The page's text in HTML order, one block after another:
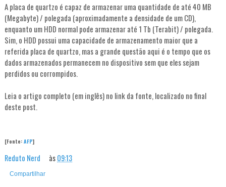
A placa de quartzo é capaz de armazenar uma quantidade de até 40 MB
(Megabyte) / polegada (aproximadamente a densidade de um CD),
enquanto um HDD normal pode armazenar até 1 Tb (Terabit) / polegada.
Sim, o HDD possui uma capacidade de armazenamento maior que a
referida placa de quartzo, mas a grande questão aqui é o tempo que os
dados armazenados permanecem no dispositivo sem que eles sejam
perdidos ou corrompidos.
Leia o artigo completo (em inglês) no link da fonte, localizado no final
deste post.
[Fonte: AFP]
Reduto Nerd às09:13
Compartilhar